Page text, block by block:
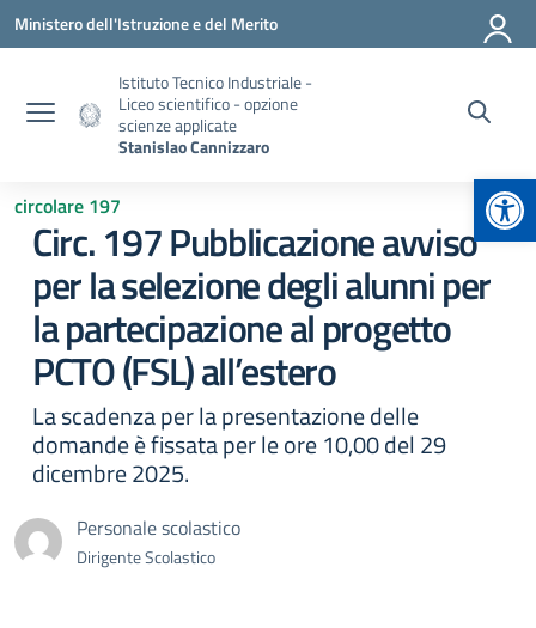
Vai ai contenuti
Vai al menu di navigazione
Vai al footer
Ministero dell'Istruzione e del Merito
Istituto Tecnico Industriale -
Liceo scientifico - opzione
scienze applicate
Stanislao Cannizzaro
circolare 197
Circ. 197 Pubblicazione avviso
per la selezione degli alunni per
la partecipazione al progetto
PCTO (FSL) all’estero
La scadenza per la presentazione delle
domande è fissata per le ore 10,00 del 29
dicembre 2025.
Personale scolastico
Dirigente Scolastico